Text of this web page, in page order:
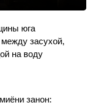
юга
засухой,
на воду
занон: